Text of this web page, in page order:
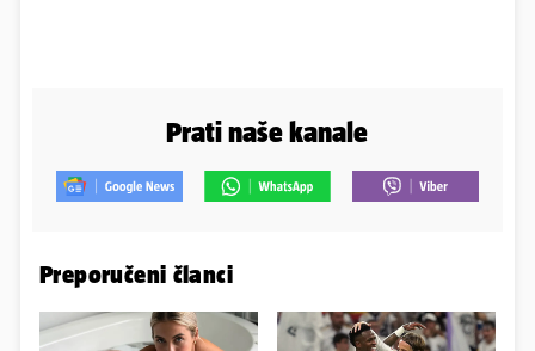
Prati naše kanale
Preporučeni članci